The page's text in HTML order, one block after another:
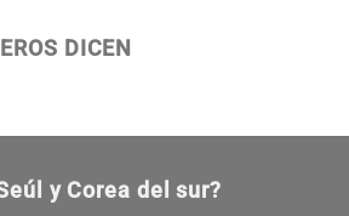
DICEN
y Corea del sur?